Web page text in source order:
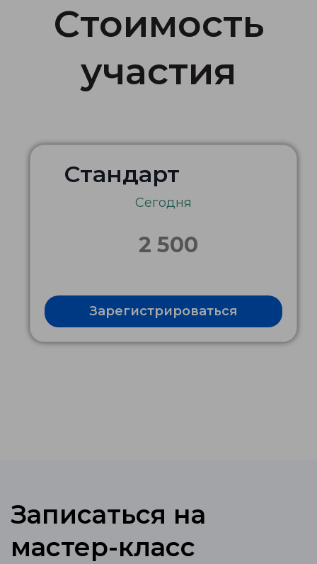
Cтоимость
участия
Стандарт
Сегодня
2 500
Зарегистрироваться
Записаться на
мастер-класс